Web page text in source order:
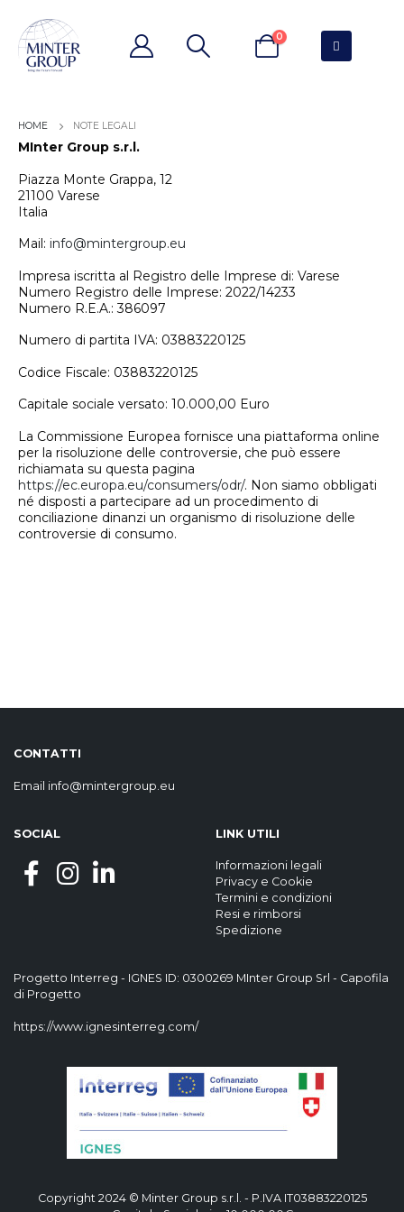
0
NOTE LEGALI
MInter Group s.r.l.
Piazza Monte Grappa, 12
21100 Varese
Italia
Mail: info@mintergroup.eu
Impresa iscritta al Registro delle Imprese di: Varese
Numero Registro delle Imprese: 2022/14233
Numero R.E.A.: 386097
Numero di partita IVA: 03883220125
Codice Fiscale: 03883220125
Capitale sociale versato: 10.000,00 Euro
La Commissione Europea fornisce una piattaforma online
per la risoluzione delle controversie, che può essere
richiamata su questa pagina
https://ec.europa.eu/consumers/odr/. Non siamo obbligati
né disposti a partecipare ad un procedimento di
conciliazione dinanzi un organismo di risoluzione delle
controversie di consumo.
CONTATTI
Email info@mintergroup.eu
Progetto Interreg - IGNES ID: 0300269 MInter Group Srl - Capofila
di Progetto
https://www.ignesinterreg.com/
SOCIAL LINK UTILI
Informazioni legali
Privacy e Cookie
Termini e condizioni
Resi e rimborsi
Spedizione
Copyright 2024 © Minter Group s.r.l. - P.IVA IT03883220125